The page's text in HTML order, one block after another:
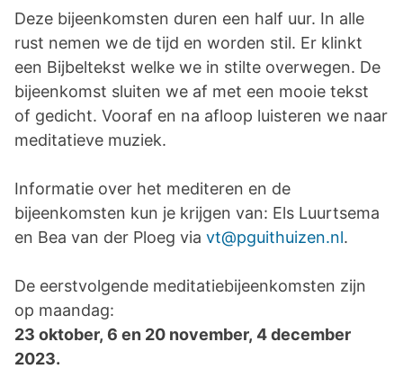
Deze bijeenkomsten duren een half uur. In alle
rust nemen we de tijd en worden stil. Er klinkt
een Bijbeltekst welke we in stilte overwegen. De
bijeenkomst sluiten we af met een mooie tekst
of gedicht. Vooraf en na afloop luisteren we naar
meditatieve muziek.
Informatie over het mediteren en de
bijeenkomsten kun je krijgen van: Els Luurtsema
en Bea van der Ploeg via vt@pguithuizen.nl.
De eerstvolgende meditatiebijeenkomsten zijn
op maandag:
23 oktober, 6 en 20 november, 4 december
2023.